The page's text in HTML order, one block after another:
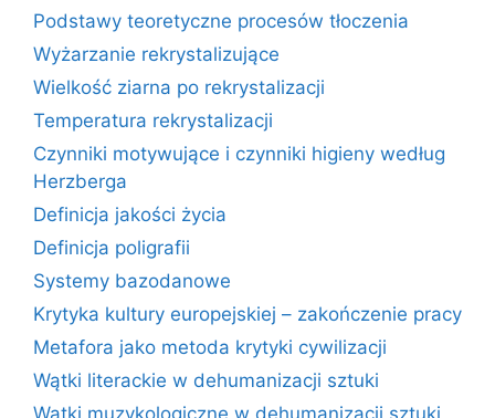
Podstawy teoretyczne procesów tłoczenia
Wyżarzanie rekrystalizujące
Wielkość ziarna po rekrystalizacji
Temperatura rekrystalizacji
Czynniki motywujące i czynniki higieny według
Herzberga
Definicja jakości życia
Definicja poligrafii
Systemy bazodanowe
Krytyka kultury europejskiej – zakończenie pracy
Metafora jako metoda krytyki cywilizacji
Wątki literackie w dehumanizacji sztuki
Wątki muzykologiczne w dehumanizacji sztuki